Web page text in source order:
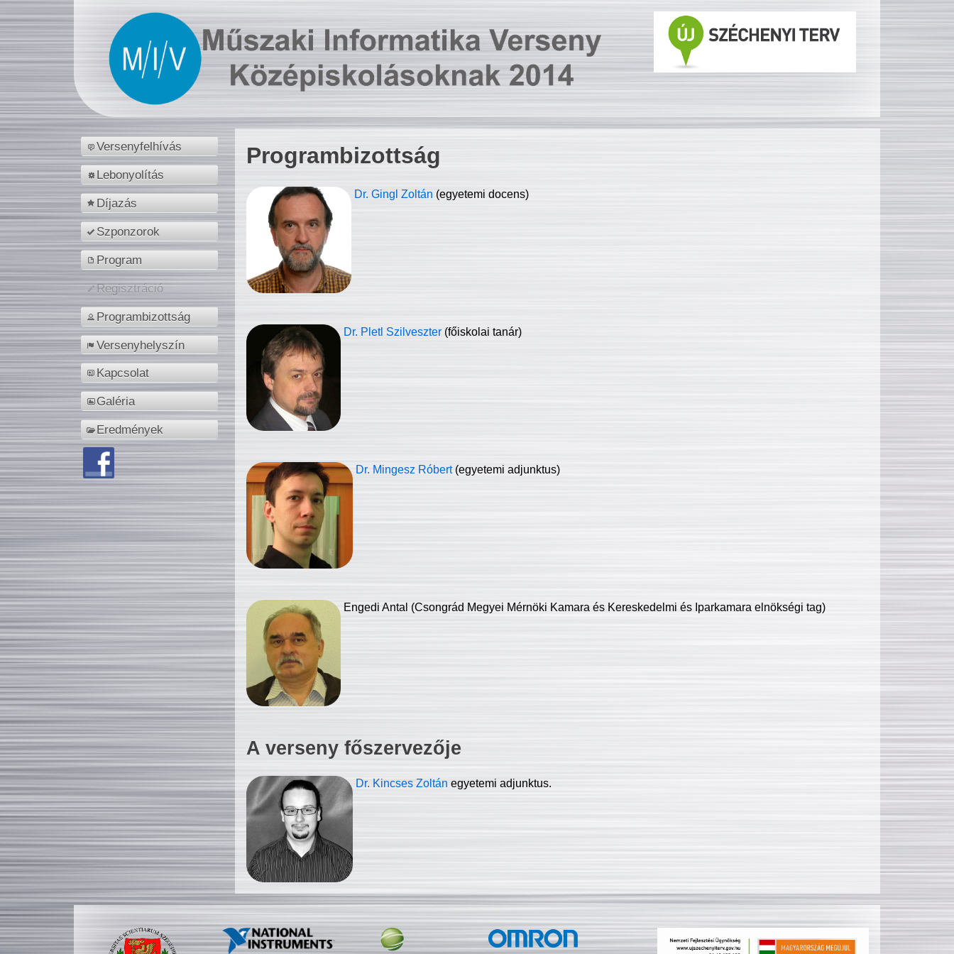
Versenyfelhívás
Lebonyolítás
Díjazás
Szponzorok
Program
Regisztráció
Programbizottság
Versenyhelyszín
Kapcsolat
Galéria
Eredmények
Programbizottság
Dr. Gingl Zoltán (egyetemi docens)
Dr. Pletl Szilveszter (főiskolai tanár)
Dr. Mingesz Róbert (egyetemi adjunktus)
Engedi Antal (Csongrád Megyei Mérnöki Kamara és Kereskedelmi és Iparkamara elnökségi tag)
A verseny főszervezője
Dr. Kincses Zoltán egyetemi adjunktus.